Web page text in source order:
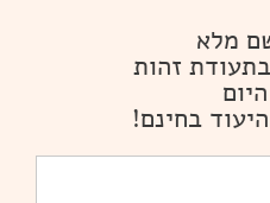
מלא
זהות
בחינם!